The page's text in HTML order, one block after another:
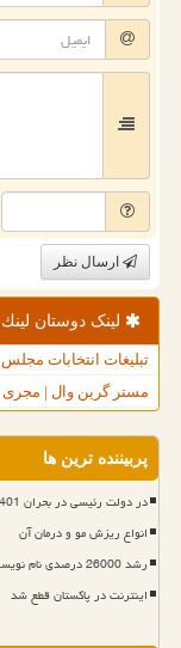
ارسال نظر
لینک دوستان
تبلیغات انتخابات مجلس
مستر گرین وال | مجری
پربیننده ترین ها
در دولت رئیسی در بحران 1401 وعده دادند اینترنت به طور موقت قطع می شود اما ماندگار شد
انواع ریزش مو و درمان آن
رشد 26000 درصدی نام نویسی VPN
اینترنت در پاکستان قطع شد